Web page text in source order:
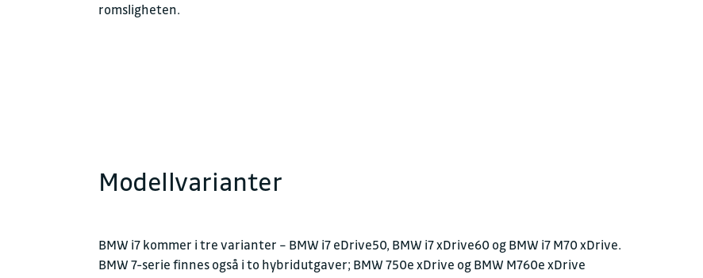
romsligheten.
Modellvarianter
BMW i7 kommer i tre varianter – BMW i7 eDrive50, BMW i7 xDrive60 og BMW i7 M70 xDrive.
BMW 7-serie finnes også i to hybridutgaver; BMW 750e xDrive og BMW M760e xDrive